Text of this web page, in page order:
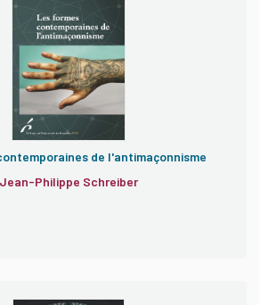
de l'antimaçonnisme
Jean-Philippe Schreiber